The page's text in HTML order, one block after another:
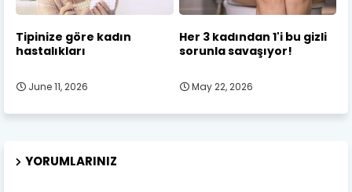
Tipinize göre kadın
hastalıkları
June 11, 2026
Her 3 kadından 1'i bu gizli
sorunla savaşıyor!
May 22, 2026
YORUMLARINIZ